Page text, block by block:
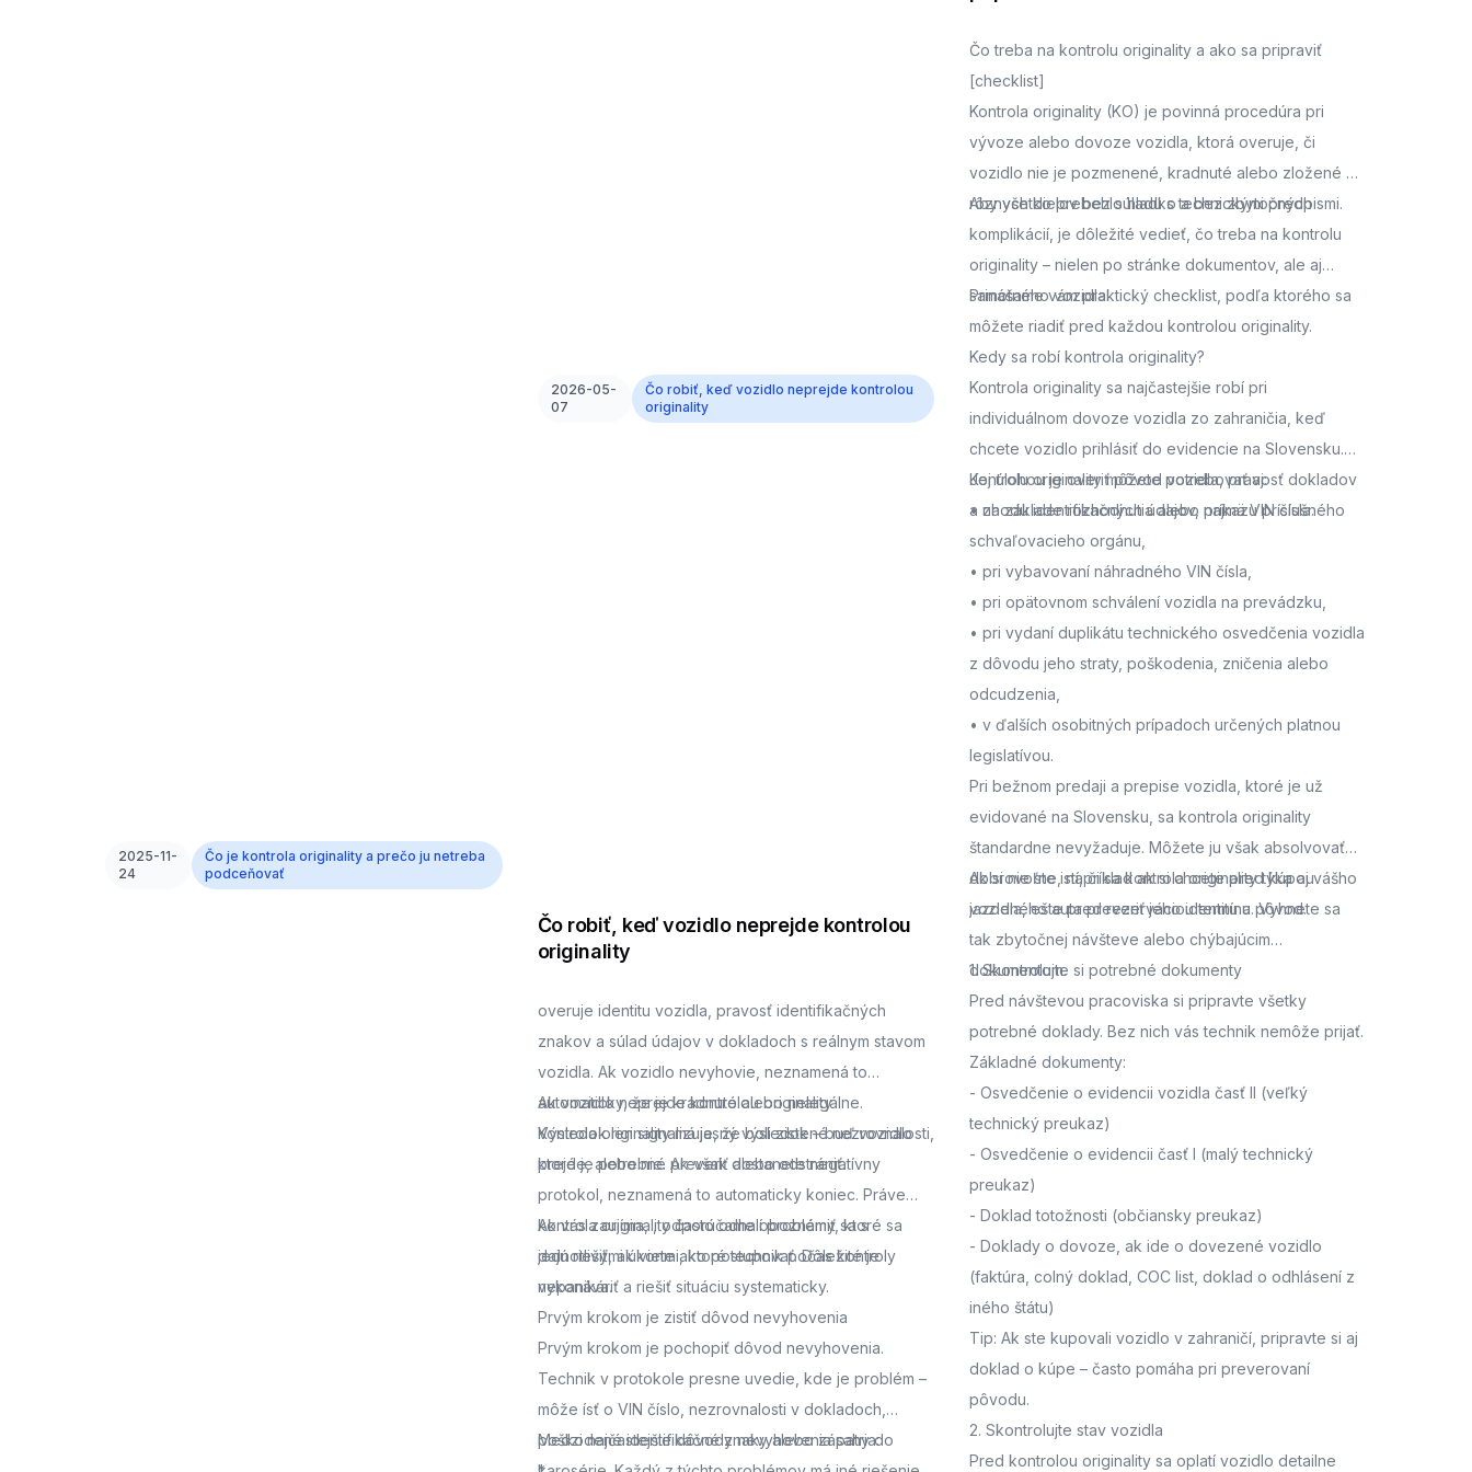
2025-11-
24
Čo je kontrola originality a prečo ju netreba
podceňovať
2026-05-
07
Čo robiť, keď vozidlo neprejde kontrolou
originality
Čo robiť, keď vozidlo neprejde kontrolou
originality
overuje identitu vozidla, pravosť identifikačných
znakov a súlad údajov v dokladoch s reálnym stavom
vozidla. Ak vozidlo nevyhovie, neznamená to
automaticky, že je kradnuté alebo nelegálne.
Výsledok len signalizuje, že boli zistené nezrovnalosti,
ktoré je potrebné preveriť alebo odstrániť.
Ak vozidlo neprejde kontrolou originality
Kontrola originality má jasný výsledok – buď vozidlo
prejde, alebo nie. Ak však dostanete negatívny
protokol, neznamená to automaticky koniec. Práve
kontrola originality často odhalí problémy, ktoré sa
dajú riešiť, ak viete ako postupovať. Dôležité je
nepanikáriť a riešiť situáciu systematicky.
Ak vás zaujíma,, odporúčame oboznámiť sa s
jednotlivými úkonmi, ktoré technik počas kontroly
vykonáva.
Prvým krokom je zistiť dôvod nevyhovenia
Prvým krokom je pochopiť dôvod nevyhovenia.
Technik v protokole presne uvedie, kde je problém –
môže ísť o VIN číslo, nezrovnalosti v dokladoch,
poškodené identifikačné znaky alebo zásahy do
Medzi najčastejšie dôvody nevyhovenia patria:
Čo treba na kontrolu originality a ako sa pripraviť
[checklist]
Kontrola originality (KO) je povinná procedúra pri
vývoze alebo dovoze vozidla, ktorá overuje, či
vozidlo nie je pozmenené, kradnuté alebo zložené z
rôznych dielov bez súladu s technickými predpismi.
Aby všetko prebehlo hladko a bez zbytočných
komplikácií, je dôležité vedieť, čo treba na kontrolu
originality – nielen po stránke dokumentov, ale aj
samotného vozidla.
Prinášame vám praktický checklist, podľa ktorého sa
môžete riadiť pred každou kontrolou originality.
Kedy sa robí kontrola originality?
Kontrola originality sa najčastejšie robí pri
individuálnom dovoze vozidla zo zahraničia, keď
chcete vozidlo prihlásiť do evidencie na Slovensku.
Jej úlohou je overiť pôvod vozidla, pravosť dokladov
a zhodu identifikačných údajov, najmä VIN čísla.
Kontrolu originality môžete potrebovať aj:
• na základe rozhodnutia alebo príkazu príslušného
schvaľovacieho orgánu,
• pri vybavovaní náhradného VIN čísla,
• pri opätovnom schválení vozidla na prevádzku,
• pri vydaní duplikátu technického osvedčenia vozidla
z dôvodu jeho straty, poškodenia, zničenia alebo
odcudzenia,
• v ďalších osobitných prípadoch určených platnou
legislatívou.
Pri bežnom predaji a prepise vozidla, ktoré je už
evidované na Slovensku, sa kontrola originality
štandardne nevyžaduje. Môžete ju však absolvovať
dobrovoľne, napríklad ak si chcete pred kúpou
jazdeného auta preveriť jeho identitu a pôvod.
Ak si nie ste istí, či sa kontrola originality týka aj vášho
vozidla,ešte pred rezerváciou termínu. Vyhnete sa
tak zbytočnej návšteve alebo chýbajúcim
dokumentom.
1. Skontrolujte si potrebné dokumenty
Pred návštevou pracoviskasi pripravte všetky
potrebné doklady. Bez nich vás technik nemôže prijať.
Základné dokumenty:
-Osvedčenie o evidencii vozidla časť II (veľký
technický preukaz)
-Osvedčenie o evidencii časť I (malý technický
preukaz)
-Doklad totožnosti (občiansky preukaz)
-Doklady o dovoze, ak ide o dovezené vozidlo
(faktúra, colný doklad, COC list, doklad o odhlásení z
iného štátu)
Tip: Ak ste kupovali vozidlo v zahraničí, pripravte si aj
doklad o kúpe – často pomáha pri preverovaní
pôvodu.
2. Skontrolujte stav vozidla
Pred kontrolou originality sa oplatí vozidlo detailne